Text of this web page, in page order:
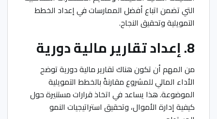
التي تضمن اتباع أفضل الممارسات في إعداد الخطط
التمويلية وتحقيق النجاح.
8. إعداد تقارير مالية دورية
من المهم أن تكون هناك تقارير مالية دورية توضح
الأداء المالي للمشروع مقارنةً بالخطط التمويلية
الموضوعة. هذا يساعد في اتخاذ قرارات مستنيرة حول
كيفية إدارة الأموال، وتحقيق استراتيجيات النمو